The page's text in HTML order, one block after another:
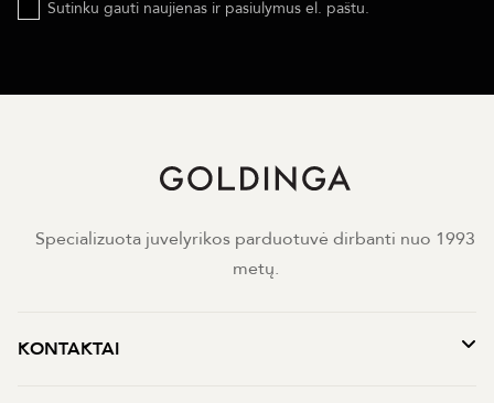
Sutinku gauti naujienas ir pasiulymus el. paštu.
Specializuota juvelyrikos parduotuvė dirbanti nuo 1993
metų.
KONTAKTAI